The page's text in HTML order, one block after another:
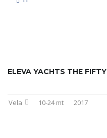
ELEVA YACHTS THE FIFTY
Vela 10-24 mt 2017